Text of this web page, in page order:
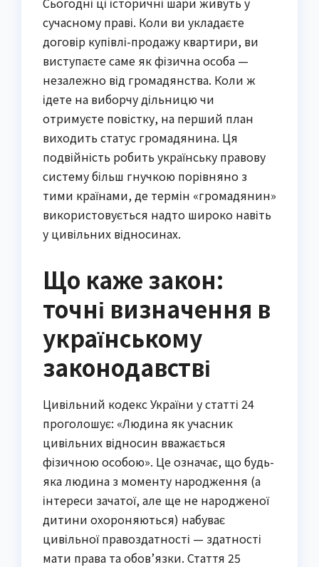
сучасному праві. Коли ви укладаєте
договір купівлі-продажу квартири, ви
виступаєте саме як фізична особа —
незалежно від громадянства. Коли ж
ідете на виборчу дільницю чи
отримуєте повістку, на перший план
виходить статус громадянина. Ця
подвійність робить українську правову
систему більш гнучкою порівняно з
тими країнами, де термін «громадянин»
використовується надто широко навіть
у цивільних відносинах.
Що каже закон:
точні визначення в
українському
законодавстві
Цивільний кодекс України у статті 24
проголошує: «Людина як учасник
цивільних відносин вважається
фізичною особою». Це означає, що будь-
яка людина з моменту народження (а
інтереси зачатої, але ще не народженої
дитини охороняються) набуває
цивільної правоздатності — здатності
мати права та обов’язки. Стаття 25